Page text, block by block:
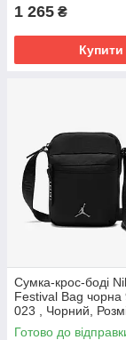
1 265 ₴
Купити
Сумка-крос-боді
Festival Bag чорна
023 , Чорний,
1SIZE
Готово до